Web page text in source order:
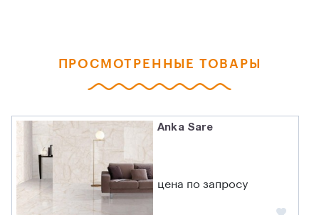
ПРОСМОТРЕННЫЕ ТОВАРЫ
Anka Sare
цена по запросу